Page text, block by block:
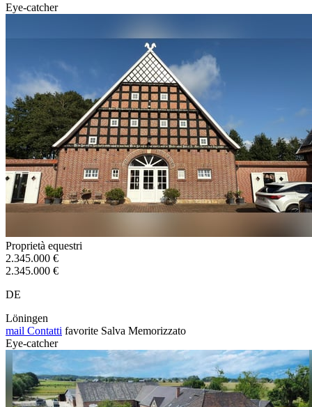
Eye-catcher
Proprietà equestri
2.345.000 €
2.345.000 €
DE
Löningen
mail Contatti favorite Salva Memorizzato
Eye-catcher